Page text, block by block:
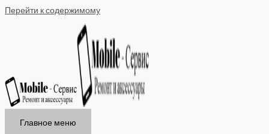
Перейти к содержимому
Главное меню